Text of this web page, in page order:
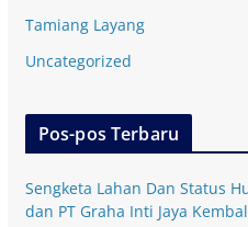
Tamiang Layang
Uncategorized
Pos-pos Terbaru
Sengketa Lahan Dan Status
dan PT Graha Inti Jaya